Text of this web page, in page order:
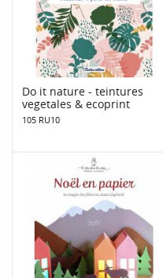
Do it nature - teintures
vegetales & ecoprint
105 RU10